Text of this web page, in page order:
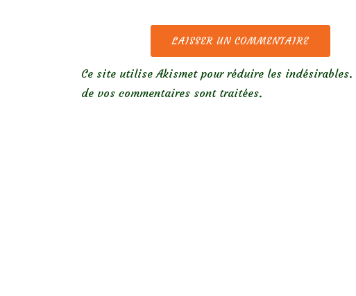
Ce site utilise Akismet pour réduire les indésirables.
de vos commentaires sont traitées.